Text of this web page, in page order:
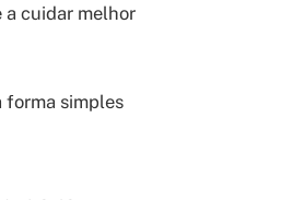
a cuidar melhor
forma simples